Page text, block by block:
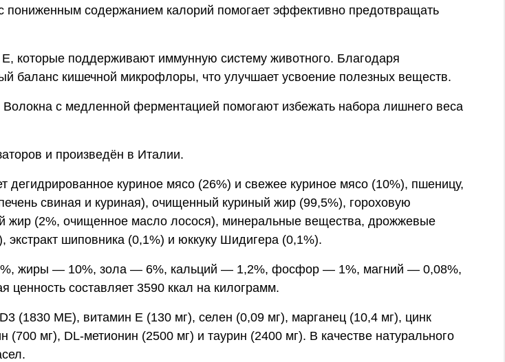
пониженным содержанием калорий помогает эффективно предотвращать
которые поддерживают иммунную систему животного. Благодаря
баланс кишечной микрофлоры, что улучшает усвоение полезных веществ.
Волокна с медленной ферментацией помогают избежать набора лишнего веса
и произведён в Италии.
дегидрированное куриное мясо (26%) и свежее куриное мясо (10%), пшеницу,
свиная и куриная), очищенный куриный жир (99,5%), гороховую
жир (2%, очищенное масло лосося), минеральные вещества, дрожжевые
шиповника (0,1%) и юккуку Шидигера (0,1%).
жиры — 10%, зола — 6%, кальций — 1,2%, фосфор — 1%, магний — 0,08%,
составляет 3590 ккал на килограмм.
(1830 МЕ), витамин Е (130 мг), селен (0,09 мг), марганец (10,4 мг), цинк
мг), DL-метионин (2500 мг) и таурин (2400 мг). В качестве натурального